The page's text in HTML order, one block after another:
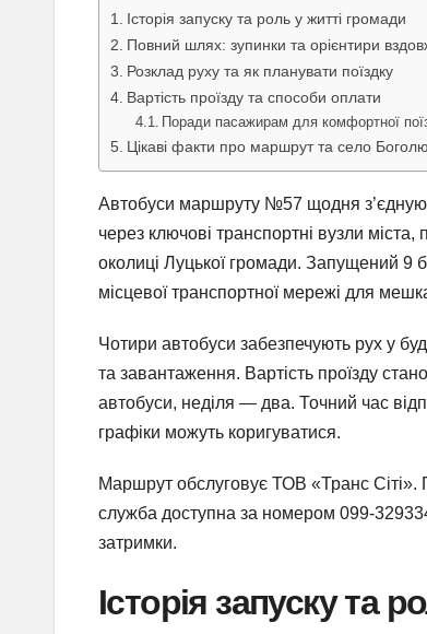
Історія запуску та роль у житті громади
Повний шлях: зупинки та орієнтири
Розклад руху та як планувати поїздку
Вартість проїзду та способи оплати
Поради пасажирам для комфортної
Цікаві факти про маршрут та село
Автобуси маршруту №57 щодня
через ключові транспортні вузли
околиці Луцької громади. Запущений
місцевої транспортної мережі для
Чотири автобуси забезпечують рух у
та завантаження. Вартість проїзду
автобуси, неділя — два. Точний час
графіки можуть коригуватися.
Маршрут обслуговує ТОВ «Транс Сіті».
служба доступна за номером 099-
затримки.
Історія запуску та